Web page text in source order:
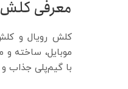
معرفی کلش
کلش رویال و
موبایل، ساخته و
با گیم‌پلی جذاب